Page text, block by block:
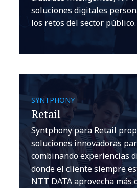
soluciones digitales
los retos del sector público.
SYNTPHONY
Retail
Syntphony para Retail
soluciones innovadoras
combinando experiencias
donde el cliente siempre
NTT DATA aprovecha más